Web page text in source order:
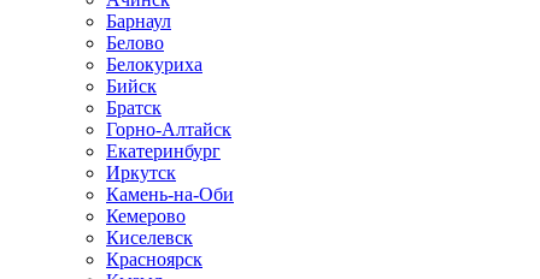
Барнаул
Белово
Белокуриха
Бийск
Братск
Горно-Алтайск
Екатеринбург
Иркутск
Камень-на-Оби
Кемерово
Киселевск
Красноярск